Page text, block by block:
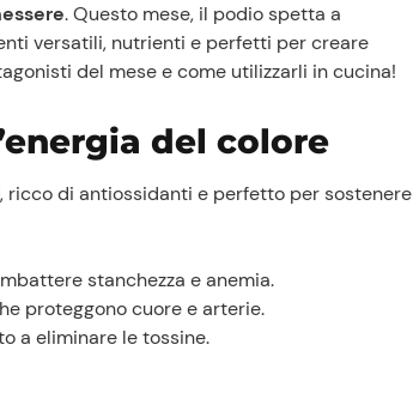
. Questo mese, il podio spetta a
versatili, nutrienti e perfetti per creare
del mese e come utilizzarli in cucina!
del colore
, ricco di antiossidanti e perfetto per sostenere
stanchezza e anemia.
proteggono cuore e arterie.
a eliminare le tossine.